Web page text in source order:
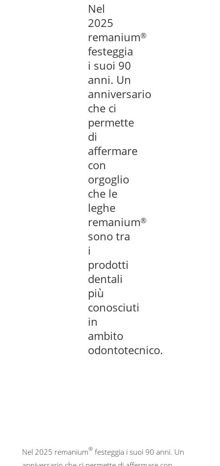
Nel
2025
remanium®
festeggia
i suoi 90
anni. Un
anniversario
che ci
permette
di
affermare
con
orgoglio
che le
leghe
remanium®
sono tra
i
prodotti
dentali
più
conosciuti
in
ambito
odontotecnico.
Nel 2025 remanium® festeggia i suoi 90 anni. Un